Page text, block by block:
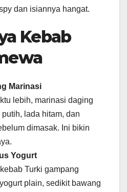
dan isiannya hangat.
Kebab
Marinasi
lebih, marinasi daging
lada hitam, dan
dimasak. Ini bikin
Yogurt
Turki gampang
plain, sedikit bawang